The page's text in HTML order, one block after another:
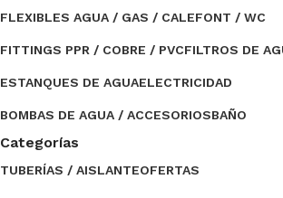
FLEXIBLES AGUA / GAS / CALEFONT / WC
FITTINGS PPR / COBRE / PVCFILTROS DE
ESTANQUES DE AGUAELECTRICIDAD
BOMBAS DE AGUA / ACCESORIOSBAÑO
Categorías
TUBERÍAS / AISLANTEOFERTAS